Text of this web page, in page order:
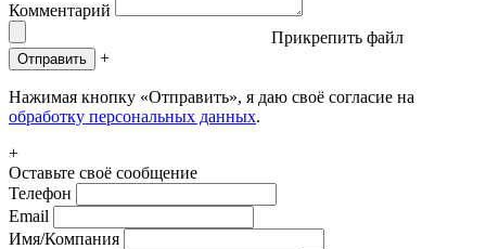
Комментарий
Прикрепить файл
Отправить +
Нажимая кнопку «Отправить», я даю своё согласие на
обработку персональных данных.
+
Оставьте своё сообщение
Телефон
Email
Имя/Компания